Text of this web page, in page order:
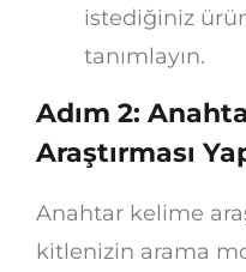
istediğiniz
tanımlayın.
Adım 2:
Araştırması
Anahtar kelime
kitlenizin arama